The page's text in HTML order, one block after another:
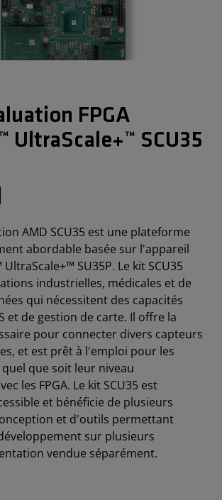
FPGA
UltraScale+™ SCU35
AMD SCU35 est une plateforme
abordable basée sur l'appareil
SU35P. Le kit SCU35
industrielles, médicales et de
qui nécessitent des capacités
et de gestion de carte. Il offre la
pour connecter divers capteurs
et est prêt à l'emploi pour les
que soit leur niveau
les FPGA. Le kit SCU35 est
et bénéficie de plusieurs
et d'outils permettant
sur plusieurs
vendue séparément.